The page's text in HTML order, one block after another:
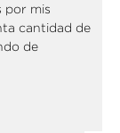
por mis
cantidad de
de